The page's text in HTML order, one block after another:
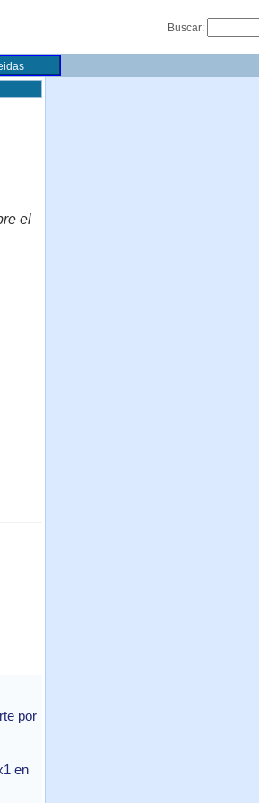
Buscar:
el
por
en